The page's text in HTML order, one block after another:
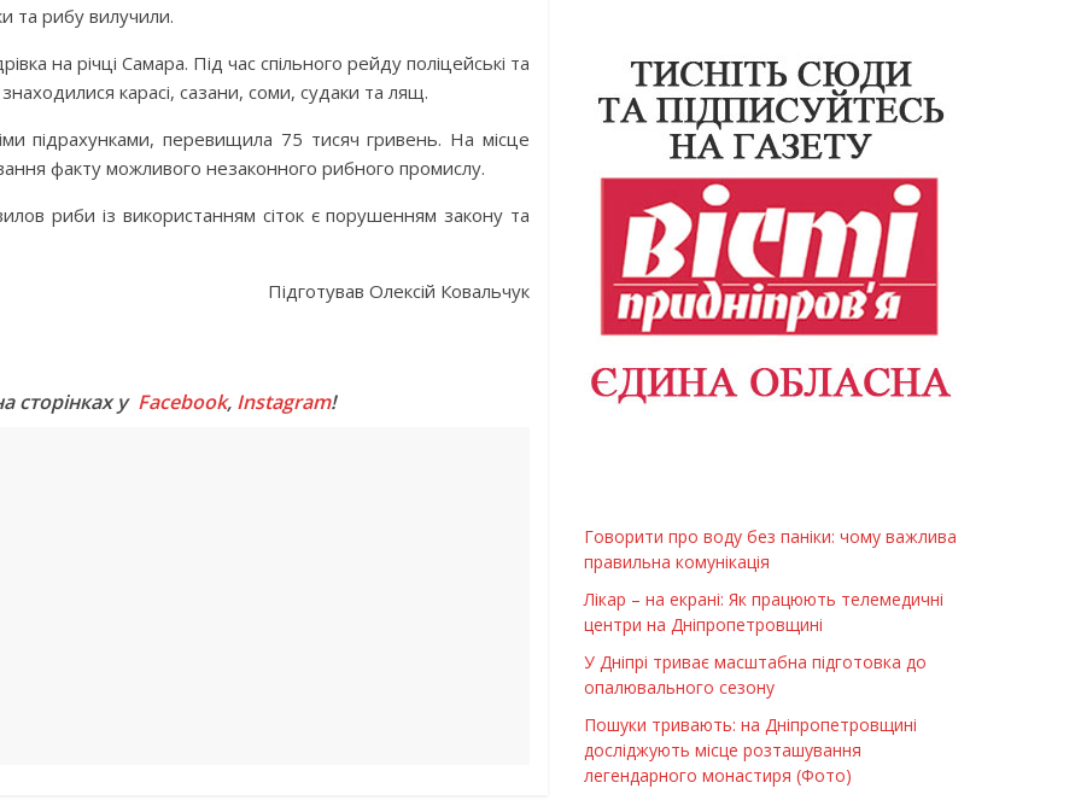
та рибу вилучили.
на річці Самара. Під час спільного рейду поліцейські та
карасі, сазани, соми, судаки та лящ.
підрахунками, перевищила 75 тисяч гривень. На місце
факту можливого незаконного рибного промислу.
риби із використанням сіток є порушенням закону та
Підготував Олексій Ковальчук
сторінках у Facebook, Instagram!
Говорити про воду без паніки: чому важлива
правильна комунікація
Лікар – на екрані: Як працюють телемедичні
центри на Дніпропетровщині
У Дніпрі триває масштабна підготовка до
опалювального сезону
Пошуки тривають: на Дніпропетровщині
досліджують місце розташування
легендарного монастиря (Фото)